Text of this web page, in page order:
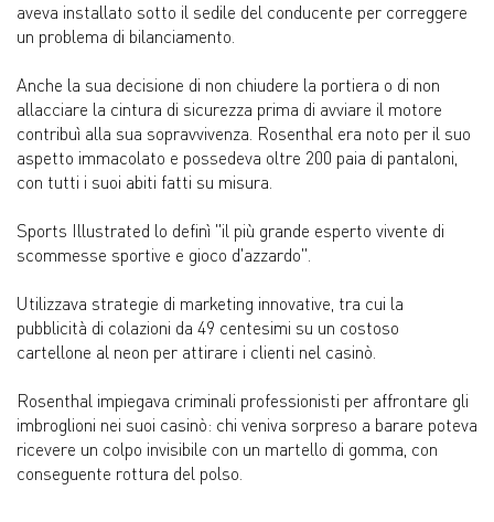
aveva installato sotto il sedile del conducente per correggere
un problema di bilanciamento.
Anche la sua decisione di non chiudere la portiera o di non
allacciare la cintura di sicurezza prima di avviare il motore
contribuì alla sua sopravvivenza. Rosenthal era noto per il suo
aspetto immacolato e possedeva oltre 200 paia di pantaloni,
con tutti i suoi abiti fatti su misura.
Sports Illustrated lo definì "il più grande esperto vivente di
scommesse sportive e gioco d'azzardo".
Utilizzava strategie di marketing innovative, tra cui la
pubblicità di colazioni da 49 centesimi su un costoso
cartellone al neon per attirare i clienti nel casinò.
Rosenthal impiegava criminali professionisti per affrontare gli
imbroglioni nei suoi casinò: chi veniva sorpreso a barare poteva
ricevere un colpo invisibile con un martello di gomma, con
conseguente rottura del polso.